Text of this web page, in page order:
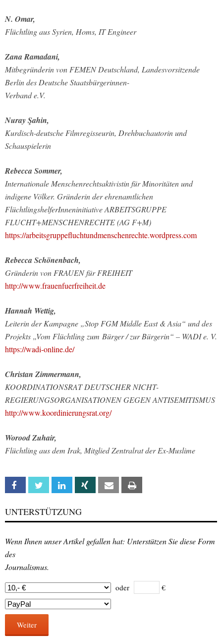
N. Omar,
Flüchtling aus Syrien, Homs, IT Engineer
Zana Ramadani,
Mitbegründerin von FEMEN Deutschland, Landesvorsitzende
Berlin des Deutsche Staatsbürgerinnen-
Verband e.V.
Nuray Şahin,
Kurdisch-deutsche Filmregisseurin, Drehbuchautorin und
Schauspielerin
Rebecca Sommer,
Internationale Menschenrechtsaktivistin für Minoritäten und
indigene Völker. Gründerin der ehrenamtlichen
FlüchtlingshelferInneninitiative ARBEITSGRUPPE
FLUCHT+MENSCHENRECHTE (AG F+M)
https://arbeitsgruppefluchtundmenschenrechte.wordpress.com
Rebecca Schönenbach,
Gründerin von FRAUEN für FREIHEIT
http://www.frauenfuerfreiheit.de
Hannah Wettig,
Leiterin der Kampagne „Stop FGM Middle East & Asia“ und des
Projekts „Vom Flüchtling zum Bürger / zur Bürgerin“ – WADI e. V.
https://wadi-online.de/
Christan Zimmermann,
KOORDINATIONSRAT DEUTSCHER NICHT-
REGIERUNGSORGANISATIONEN GEGEN ANTISEMITISMUS
http://www.koordinierungsrat.org/
Worood Zuhair,
Flüchtling aus dem Irak, Mitglied Zentralrat der Ex-Muslime
Facebook Twitter Linkedin Xing Email
UNTERSTÜTZUNG
Wenn Ihnen unser Artikel gefallen hat: Unterstützen Sie diese Form
des
Journalismus.
oder €
Weiter